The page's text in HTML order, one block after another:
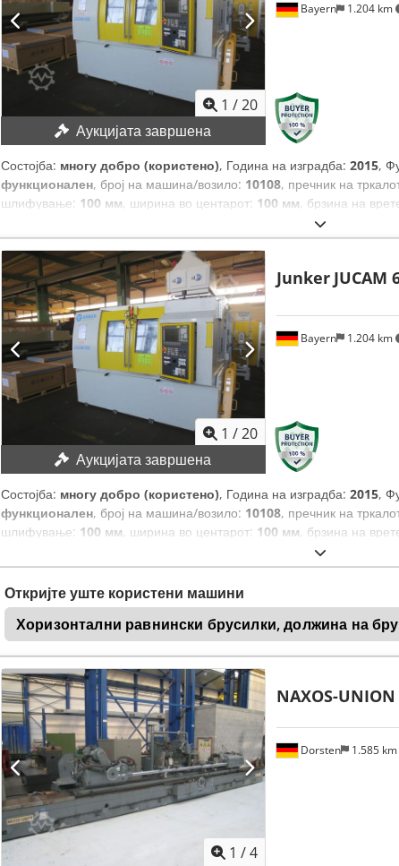
1 /20
Аукцијата завршена
Bayern 1.204 km
Состојба: многу добро (користено), Година на изградба: 2015,
функционален, број на машина/возило: 10108, пречник на
шлифување: 100 мм, ширина во центарот: 100 мм, брзина на
1 /20
Аукцијата завршена
Bayern 1.204 km
Junker JUCAM
Состојба: многу добро (користено), Година на изградба: 2015,
функционален, број на машина/возило: 10108, пречник на
шлифување: 100 мм, ширина во центарот: 100 мм, брзина на
Откријте уште користени машини
Хоризонтални равнински брусилки, должина на
1 /4
Dorsten 1.585 km
NAXOS-UNION